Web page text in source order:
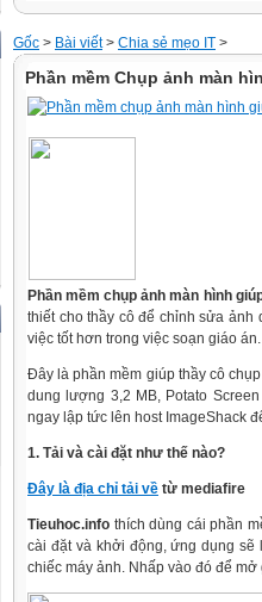
Gốc > Bài viết> Chia sẻ mẹo IT >
Phần mềm Chụp ảnh màn
Phần mềm chụp ảnh màn hình
thiết cho thầy cô để chỉnh sửa ảnh
việc tốt hơn trong việc soạn giáo án.
Đây là phần mềm giúp thầy cô
dung lượng 3,2 MB, Potato
ngay lập tức lên host ImageShack
1. Tải và cài đặt như thế nào?
Đây là địa chỉ tải về từ mediafire
Tieuhoc.info thích dùng cái phần
cài đặt và khởi động, ứng dụng
chiếc máy ảnh. Nhấp vào đó để